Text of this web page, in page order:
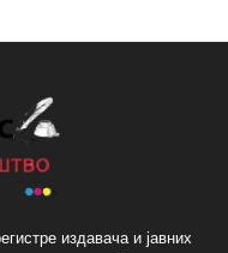
издавача и јавних